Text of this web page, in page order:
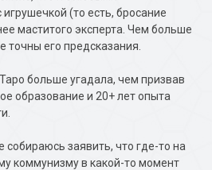
(то есть, бросание
маститого эксперта. Чем больше
точны его предсказания.
больше угадала, чем призвав
образование и 20+ лет опыта
собираюсь заявить, что где-то на
коммунизму в какой-то момент